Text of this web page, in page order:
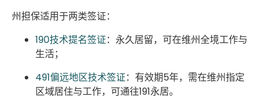
州担保适用于两类签证：
190技术提名签证：永久居留，可在维州全境工作与
生活；
491偏远地区技术签证：有效期5年，需在维州指定
区域居住与工作，可通往191永居。